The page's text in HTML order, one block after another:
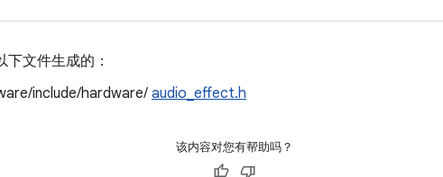
文件生成的：
include/hardware/ audio_effect.h
该内容对您有帮助吗？